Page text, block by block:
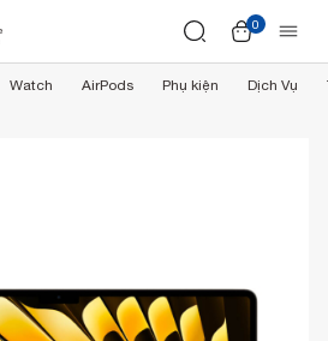
0
Watch AirPods Phụ kiện Dịch Vụ